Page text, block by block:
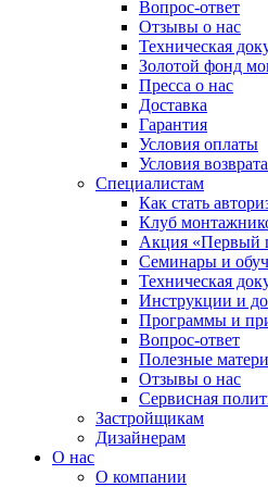
Вопрос-ответ
Отзывы о нас
Техническая
Золотой фонд
Пресса о нас
Доставка
Гарантия
Условия оплаты
Условия возврата
Специалистам
Как стать
Клуб
Акция «Первый
Семинары и
Техническая
Инструкции и
Программы и
Вопрос-ответ
Полезные
Отзывы о нас
Сервисная
Застройщикам
Дизайнерам
О нас
О компании